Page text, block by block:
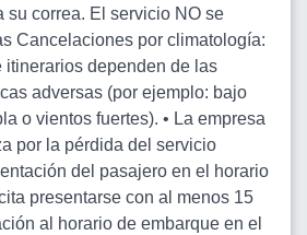
su correa. El servicio NO se
Cancelaciones por climatología:
itinerarios dependen de las
adversas (por ejemplo: bajo
o vientos fuertes). • La empresa
por la pérdida del servicio
del pasajero en el horario
presentarse con al menos 15
al horario de embarque en el